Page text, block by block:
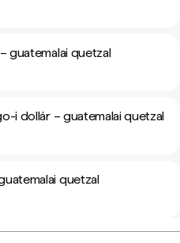
guatemalai quetzal
i dollár – guatemalai quetzal
quetzal